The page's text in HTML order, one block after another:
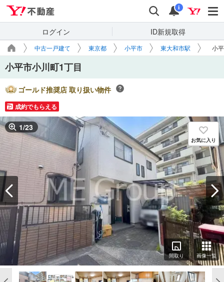
検索 通知
i
ログイン ID新規取得
中古一戸建て 東京都 小平市 東大和市駅 小
小平市小川町1丁目
ゴールド推奨店 取り扱い物件
成約でもらえる
1/23
お気に入り
間取り 画像一覧